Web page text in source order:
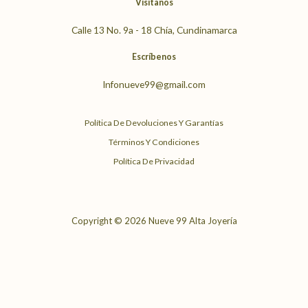
a
r
a
m
b
o
o
k
u
e
Visítanos
Calle 13 No. 9a - 18 Chía, Cundinamarca
Escríbenos
Infonueve99@gmail.com
Política De Devoluciones Y Garantías
Términos Y Condiciones
Política De Privacidad
Copyright © 2026 Nueve 99 Alta Joyería